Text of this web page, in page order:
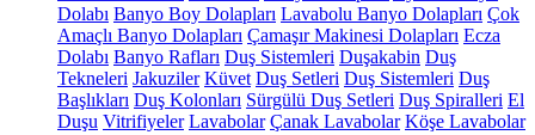
Dolabı Banyo Boy Dolapları Lavabolu Banyo Dolapları Çok
Amaçlı Banyo Dolapları Çamaşır Makinesi Dolapları Ecza
Dolabı Banyo Rafları Duş Sistemleri Duşakabin Duş
Tekneleri Jakuziler Küvet Duş Setleri Duş Sistemleri Duş
Başlıkları Duş Kolonları Sürgülü Duş Setleri Duş Spiralleri El
Duşu Vitrifiyeler Lavabolar Çanak Lavabolar Köşe Lavabolar